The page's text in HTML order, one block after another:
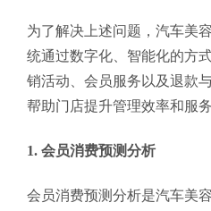
为了解决上述问题，汽车美
统通过数字化、智能化的方
销活动、会员服务以及退款
帮助门店提升管理效率和服务
1. 会员消费预测分析
会员消费预测分析是汽车美